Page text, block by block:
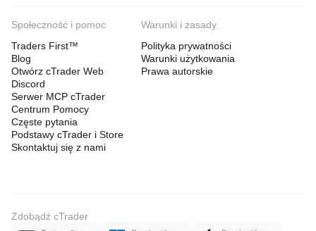
Społeczność i pomoc
Traders First™
Blog
Otwórz cTrader Web
Discord
Serwer MCP cTrader
Centrum Pomocy
Częste pytania
Podstawy cTrader i Store
Skontaktuj się z nami
Warunki i zasady
Polityka prywatności
Warunki użytkowania
Prawa autorskie
Zdobądź cTrader